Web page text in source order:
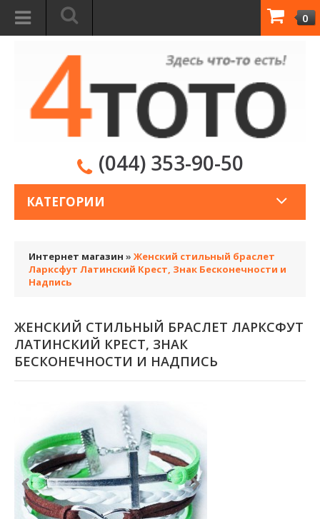
0
(044) 353-90-50
КАТЕГОРИИ
Интернет магазин » Женский стильный браслет
Ларксфут Латинский Крест, Знак Бесконечности и
Надпись
ЖЕНСКИЙ СТИЛЬНЫЙ БРАСЛЕТ ЛАРКСФУТ
ЛАТИНСКИЙ КРЕСТ, ЗНАК
БЕСКОНЕЧНОСТИ И НАДПИСЬ